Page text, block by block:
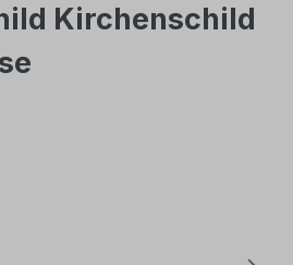
Kirchenschild